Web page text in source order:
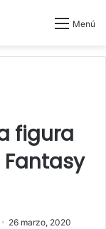
Menú
figura
Fantasy
26 marzo, 2020